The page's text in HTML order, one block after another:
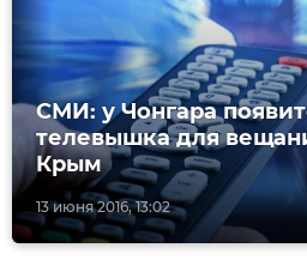
13 июня 2016, 13:02
СМИ: у Чонгара
телевышка для
Крым